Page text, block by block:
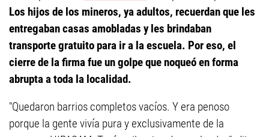
Los hijos de los mineros, ya adultos, recuerdan que les
entregaban casas amobladas y les brindaban
transporte gratuito para ir a la escuela. Por eso, el
cierre de la firma fue un golpe que noqueó en forma
abrupta a toda la localidad.
"Quedaron barrios completos vacíos. Y era penoso
porque la gente vivía pura y exclusivamente de la